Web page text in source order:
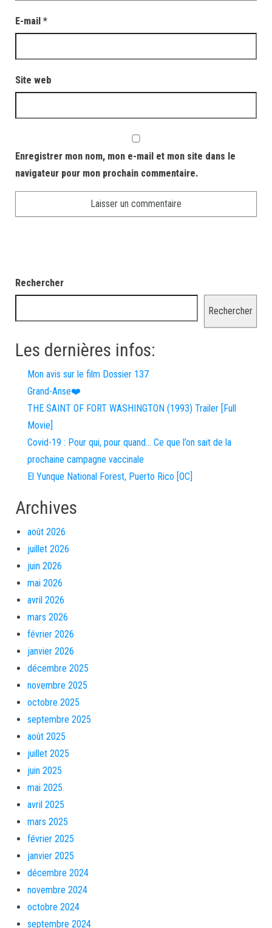
E-mail *
Site web
Enregistrer mon nom, mon e-mail et mon site dans le
navigateur pour mon prochain commentaire.
Rechercher
Rechercher
Les dernières infos:
Mon avis sur le film Dossier 137
Grand-Anse❤️
THE SAINT OF FORT WASHINGTON (1993) Trailer [Full
Movie]
Covid-19 : Pour qui, pour quand… Ce que l’on sait de la
prochaine campagne vaccinale
El Yunque National Forest, Puerto Rico [OC]
Archives
août 2026
juillet 2026
juin 2026
mai 2026
avril 2026
mars 2026
février 2026
janvier 2026
décembre 2025
novembre 2025
octobre 2025
septembre 2025
août 2025
juillet 2025
juin 2025
mai 2025
avril 2025
mars 2025
février 2025
janvier 2025
décembre 2024
novembre 2024
octobre 2024
septembre 2024